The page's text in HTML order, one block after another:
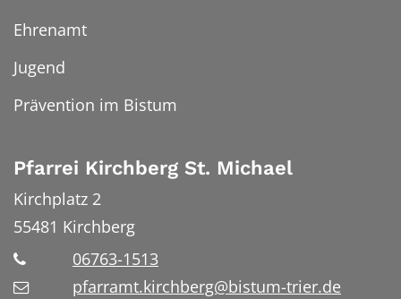
Ehrenamt
Jugend
Prävention im Bistum
Pfarrei Kirchberg St. Michael
Kirchplatz 2
55481 Kirchberg
06763-1513
pfarramt.kirchberg@bistum-trier.de